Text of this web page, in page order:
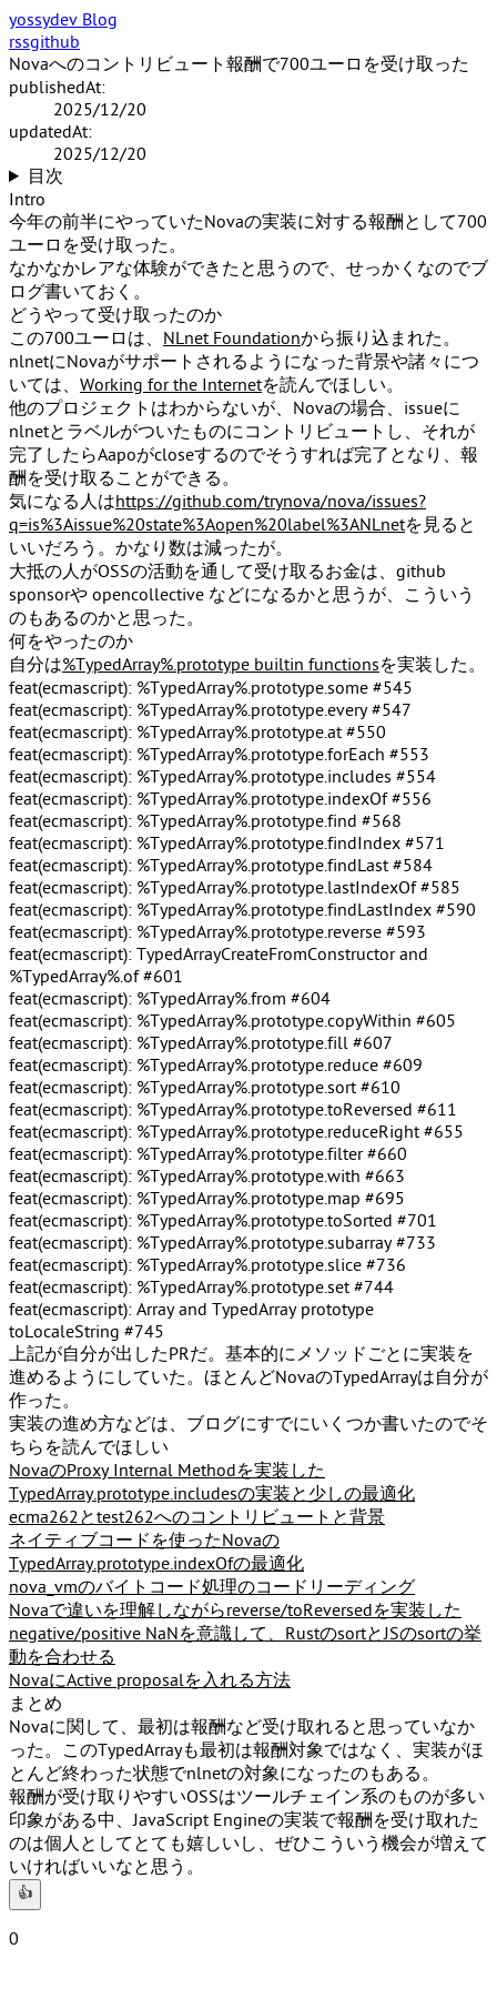
yossydev Blog
rssgithub
Novaへのコントリビュート報酬で700ユーロを受け取った
publishedAt:
2025/12/20
updatedAt:
2025/12/20
目次
Intro
今年の前半にやっていたNovaの実装に対する報酬として700
ユーロを受け取った。
なかなかレアな体験ができたと思うので、せっかくなのでブ
ログ書いておく。
どうやって受け取ったのか
この700ユーロは、 NLnet Foundationから振り込まれた。
nlnetにNovaがサポートされるようになった背景や諸々につ
いては、 Working for the Internetを読んでほしい。
他のプロジェクトはわからないが、Novaの場合、issueに
nlnetとラベルがついたものにコントリビュートし、それが
完了したらAapoがcloseするのでそうすれば完了となり、報
酬を受け取ることができる。
気になる人はhttps://github.com/trynova/nova/issues?
q=is%3Aissue%20state%3Aopen%20label%3ANLnetを見ると
いいだろう。かなり数は減ったが。
大抵の人がOSSの活動を通して受け取るお金は、github
sponsorや opencollective などになるかと思うが、こういう
のもあるのかと思った。
何をやったのか
自分は%TypedArray%.prototype builtin functionsを実装した。
feat(ecmascript): %TypedArray%.prototype.some #545
feat(ecmascript): %TypedArray%.prototype.every #547
feat(ecmascript): %TypedArray%.prototype.at #550
feat(ecmascript): %TypedArray%.prototype.forEach #553
feat(ecmascript): %TypedArray%.prototype.includes #554
feat(ecmascript): %TypedArray%.prototype.indexOf #556
feat(ecmascript): %TypedArray%.prototype.find #568
feat(ecmascript): %TypedArray%.prototype.findIndex #571
feat(ecmascript): %TypedArray%.prototype.findLast #584
feat(ecmascript): %TypedArray%.prototype.lastIndexOf #585
feat(ecmascript): %TypedArray%.prototype.findLastIndex #590
feat(ecmascript): %TypedArray%.prototype.reverse #593
feat(ecmascript): TypedArrayCreateFromConstructor and
%TypedArray%.of #601
feat(ecmascript): %TypedArray%.from #604
feat(ecmascript): %TypedArray%.prototype.copyWithin #605
feat(ecmascript): %TypedArray%.prototype.fill #607
feat(ecmascript): %TypedArray%.prototype.reduce #609
feat(ecmascript): %TypedArray%.prototype.sort #610
feat(ecmascript): %TypedArray%.prototype.toReversed #611
feat(ecmascript): %TypedArray%.prototype.reduceRight #655
feat(ecmascript): %TypedArray%.prototype.filter #660
feat(ecmascript): %TypedArray%.prototype.with #663
feat(ecmascript): %TypedArray%.prototype.map #695
feat(ecmascript): %TypedArray%.prototype.toSorted #701
feat(ecmascript): %TypedArray%.prototype.subarray #733
feat(ecmascript): %TypedArray%.prototype.slice #736
feat(ecmascript): %TypedArray%.prototype.set #744
feat(ecmascript): Array and TypedArray prototype
toLocaleString #745
上記が自分が出したPRだ。基本的にメソッドごとに実装を
進めるようにしていた。ほとんどNovaのTypedArrayは自分が
作った。
実装の進め方などは、ブログにすでにいくつか書いたのでそ
ちらを読んでほしい
NovaのProxy Internal Methodを実装した
TypedArray.prototype.includesの実装と少しの最適化
ecma262とtest262へのコントリビュートと背景
ネイティブコードを使ったNovaの
TypedArray.prototype.indexOfの最適化
nova_vmのバイトコード処理のコードリーディング
Novaで違いを理解しながらreverse/toReversedを実装した
negative/positive NaNを意識して、RustのsortとJSのsortの挙
動を合わせる
NovaにActive proposalを入れる方法
まとめ
Novaに関して、最初は報酬など受け取れると思っていなか
った。このTypedArrayも最初は報酬対象ではなく、実装がほ
とんど終わった状態でnlnetの対象になったのもある。
報酬が受け取りやすいOSSはツールチェイン系のものが多い
印象がある中、JavaScript Engineの実装で報酬を受け取れた
のは個人としてとても嬉しいし、ぜひこういう機会が増えて
いければいいなと思う。
👍
0